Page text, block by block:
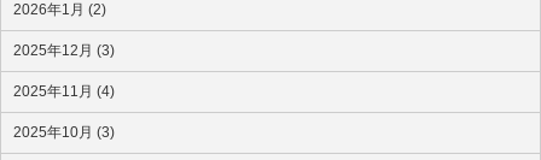
2026年1月 (2)
2025年12月 (3)
2025年11月 (4)
2025年10月 (3)